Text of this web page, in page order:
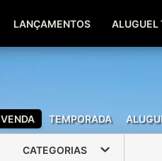
LANÇAMENTOS ALUGUEL
VENDA TEMPORADA
CATEGORIAS